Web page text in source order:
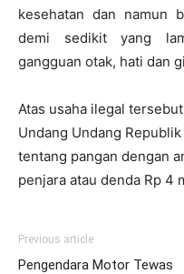
kesehatan dan namun
demi sedikit yang
gangguan otak, hati dan
Atas usaha ilegal
Undang Undang
tentang pangan dengan
penjara atau denda Rp 4
Previous article
Pengendara Motor Tewas